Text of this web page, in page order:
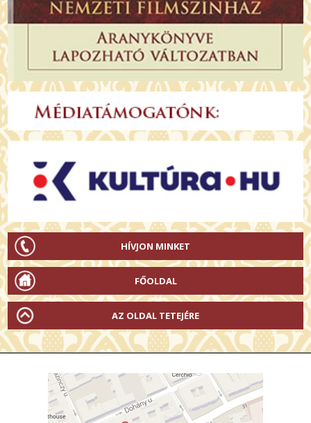
HÍVJON MINKET
FŐOLDAL
AZ OLDAL TETEJÉRE